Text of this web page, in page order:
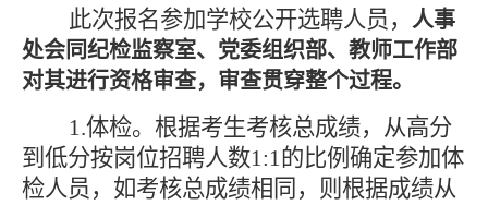
此次报名参加学校公开选聘人员， 人事
处会同纪检监察室、党委组织部、 教师工作部
对其进行资格审查， 审查贯穿整个过程。
1.体检。根据考生考核总成绩，从高分
到低分按岗位招聘人数1:1的比例确定参加体
检人员，如考核总成绩相同，则根据成绩从